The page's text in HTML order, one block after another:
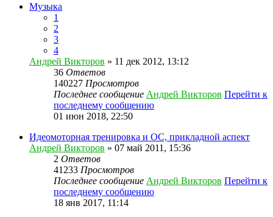
Музыка
1
2
3
4
Андрей Викторов » 11 дек 2012, 13:12
36 Ответов
140227 Просмотров
Последнее сообщение Андрей Викторов Перейти к
последнему сообщению
01 июн 2018, 22:50
Идеомоторная тренировка и ОС, прикладной аспект
Андрей Викторов » 07 май 2011, 15:36
2 Ответов
41233 Просмотров
Последнее сообщение Андрей Викторов Перейти к
последнему сообщению
18 янв 2017, 11:14